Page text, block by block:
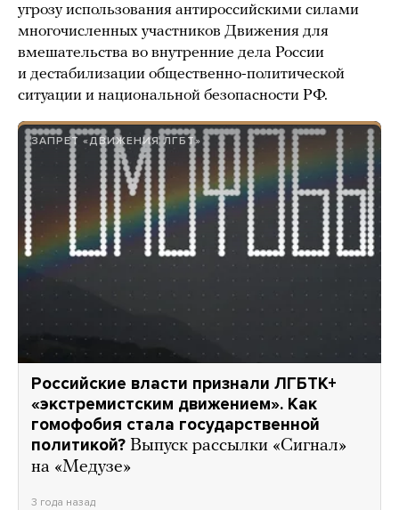
угрозу использования антироссийскими силами
многочисленных участников Движения для
вмешательства во внутренние дела России
и дестабилизации общественно-политической
ситуации и национальной безопасности РФ.
ЗАПРЕТ «ДВИЖЕНИЯ ЛГБТ»
Российские власти признали ЛГБТК+
«экстремистским движением». Как
гомофобия стала государственной
политикой? Выпуск рассылки «Сигнал»
на «Медузе»
3 года назад